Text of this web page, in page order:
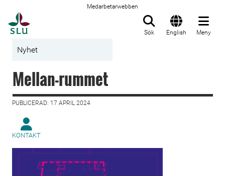
Medarbetarwebben
Sök English Meny
Nyhet
Mellan-rummet
PUBLICERAD: 17 APRIL 2024
KONTAKT